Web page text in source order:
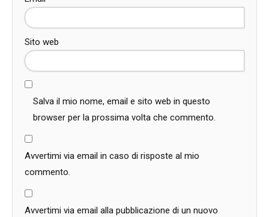
Sito web
Salva il mio nome, email e sito web in questo
browser per la prossima volta che commento.
Avvertimi via email in caso di risposte al mio
commento.
Avvertimi via email alla pubblicazione di un nuovo